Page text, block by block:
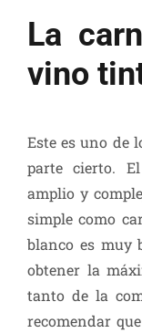
La
vino
Este es uno de
parte cierto.
amplio y
simple como
blanco es muy
obtener la
tanto de la
recomendar